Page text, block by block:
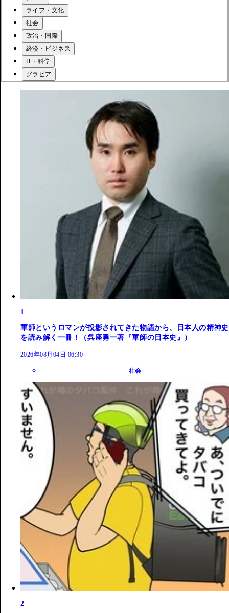
ライフ・文化
社会
政治・国際
経済・ビジネス
IT・科学
グラビア
1
軍師というロマンが投影されてきた物語から、日本人の精神史
を読み解く一冊！（呉座勇一著『軍師の日本史』）
2026年08月04日 06:30
社会
2